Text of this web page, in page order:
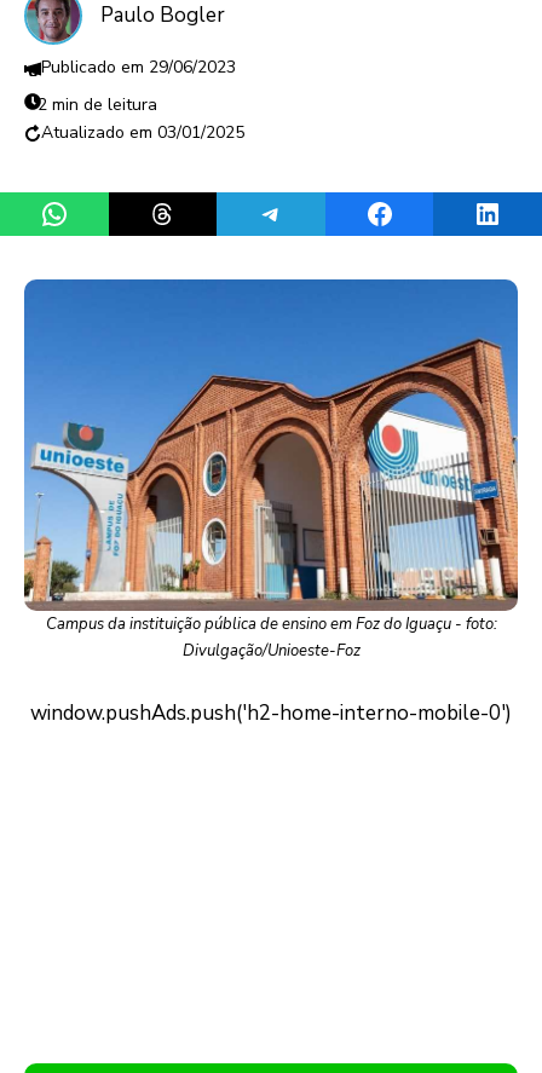
Paulo Bogler
29/06/2023
2 min de leitura
03/01/2025
Share on WhatsAppShare on ThreadsShare on TelegramShare on Facebook
Campus da instituição pública de ensino em Foz do Iguaçu - foto:
Divulgação/Unioeste-Foz